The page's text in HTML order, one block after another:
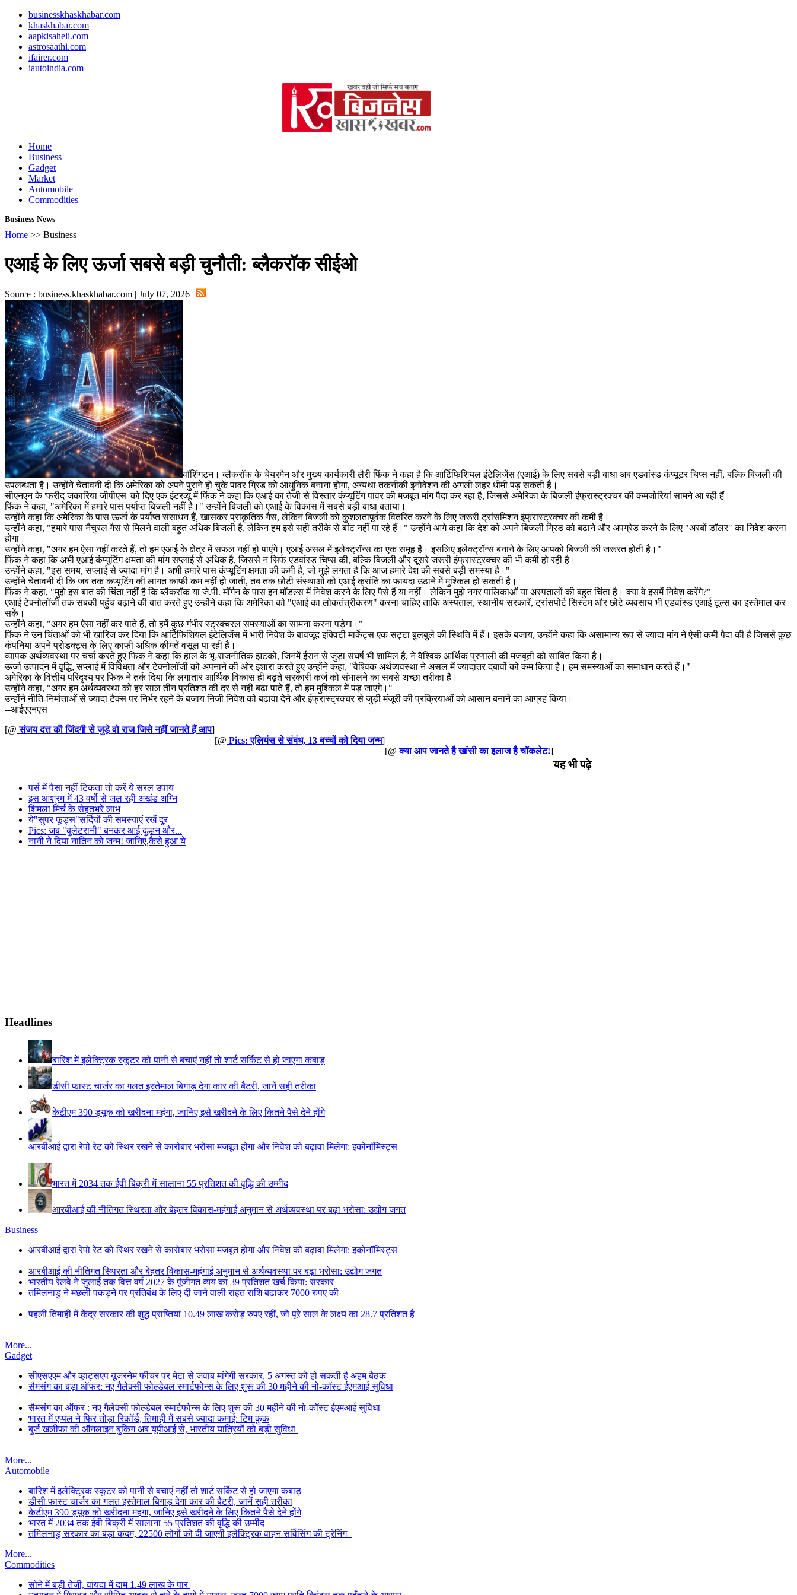
businesskhaskhabar.com
khaskhabar.com
aapkisaheli.com
astrosaathi.com
ifairer.com
iautoindia.com
Home
Business
Gadget
Market
Automobile
Commodities
Business News
Home >> Business
एआई के लिए ऊर्जा सबसे बड़ी चुनौती: ब्लैकरॉक सीईओ
Source : business.khaskhabar.com | July 07, 2026 |
वॉशिंगटन। ब्लैकरॉक के चेयरमैन और मुख्य कार्यकारी लैरी फिंक ने कहा है कि आर्टिफिशियल इंटेलिजेंस (एआई) के लिए सबसे बड़ी बाधा अब एडवांस्ड कंप्यूटर चिप्स नहीं, बल्कि बिजली की
उपलब्धता है। उन्होंने चेतावनी दी कि अमेरिका को अपने पुराने हो चुके पावर ग्रिड को आधुनिक बनाना होगा, अन्यथा तकनीकी इनोवेशन की अगली लहर धीमी पड़ सकती है।
सीएनएन के 'फरीद जकारिया जीपीएस' को दिए एक इंटरव्यू में फिंक ने कहा कि एआई का तेजी से विस्तार कंप्यूटिंग पावर की मजबूत मांग पैदा कर रहा है, जिससे अमेरिका के बिजली इंफ्रास्ट्रक्चर की कमजोरियां सामने आ रही हैं।
फिंक ने कहा, "अमेरिका में हमारे पास पर्याप्त बिजली नहीं है।" उन्होंने बिजली को एआई के विकास में सबसे बड़ी बाधा बताया।
उन्होंने कहा कि अमेरिका के पास ऊर्जा के पर्याप्त संसाधन हैं, खासकर प्राकृतिक गैस, लेकिन बिजली को कुशलतापूर्वक वितरित करने के लिए जरूरी ट्रांसमिशन इंफ्रास्ट्रक्चर की कमी है।
उन्होंने कहा, "हमारे पास नैचुरल गैस से मिलने वाली बहुत अधिक बिजली है, लेकिन हम इसे सही तरीके से बांट नहीं पा रहे हैं।" उन्होंने आगे कहा कि देश को अपने बिजली ग्रिड को बढ़ाने और अपग्रेड करने के लिए "अरबों डॉलर" का निवेश करना
होगा।
उन्होंने कहा, "अगर हम ऐसा नहीं करते हैं, तो हम एआई के क्षेत्र में सफल नहीं हो पाएंगे। एआई असल में इलेक्ट्रॉन्स का एक समूह है। इसलिए इलेक्ट्रॉन्स बनाने के लिए आपको बिजली की जरूरत होती है।"
फिंक ने कहा कि अभी एआई कंप्यूटिंग क्षमता की मांग सप्लाई से अधिक है, जिससे न सिर्फ एडवांस्ड चिप्स की, बल्कि बिजली और दूसरे जरूरी इंफ्रास्ट्रक्चर की भी कमी हो रही है।
उन्होंने कहा, "इस समय, सप्लाई से ज्यादा मांग है। अभी हमारे पास कंप्यूटिंग क्षमता की कमी है, जो मुझे लगता है कि आज हमारे देश की सबसे बड़ी समस्या है।"
उन्होंने चेतावनी दी कि जब तक कंप्यूटिंग की लागत काफी कम नहीं हो जाती, तब तक छोटी संस्थाओं को एआई क्रांति का फायदा उठाने में मुश्किल हो सकती है।
फिंक ने कहा, "मुझे इस बात की चिंता नहीं है कि ब्लैकरॉक या जे.पी. मॉर्गन के पास इन मॉडल्स में निवेश करने के लिए पैसे हैं या नहीं। लेकिन मुझे नगर पालिकाओं या अस्पतालों की बहुत चिंता है। क्या वे इसमें निवेश करेंगे?"
एआई टेक्नोलॉजी तक सबकी पहुंच बढ़ाने की बात करते हुए उन्होंने कहा कि अमेरिका को "एआई का लोकतंत्रीकरण" करना चाहिए ताकि अस्पताल, स्थानीय सरकारें, ट्रांसपोर्ट सिस्टम और छोटे व्यवसाय भी एडवांस्ड एआई टूल्स का इस्तेमाल कर
सकें।
उन्होंने कहा, "अगर हम ऐसा नहीं कर पाते हैं, तो हमें कुछ गंभीर स्ट्रक्चरल समस्याओं का सामना करना पड़ेगा।"
फिंक ने उन चिंताओं को भी खारिज कर दिया कि आर्टिफिशियल इंटेलिजेंस में भारी निवेश के बावजूद इक्विटी मार्केट्स एक सट्टा बुलबुले की स्थिति में हैं। इसके बजाय, उन्होंने कहा कि असामान्य रूप से ज्यादा मांग ने ऐसी कमी पैदा की है जिससे कुछ
कंपनियां अपने प्रोडक्ट्स के लिए काफी अधिक कीमतें वसूल पा रही हैं।
व्यापक अर्थव्यवस्था पर चर्चा करते हुए फिंक ने कहा कि हाल के भू-राजनीतिक झटकों, जिनमें ईरान से जुड़ा संघर्ष भी शामिल है, ने वैश्विक आर्थिक प्रणाली की मजबूती को साबित किया है।
ऊर्जा उत्पादन में वृद्धि, सप्लाई में विविधता और टेक्नोलॉजी को अपनाने की ओर इशारा करते हुए उन्होंने कहा, "वैश्विक अर्थव्यवस्था ने असल में ज्यादातर दबावों को कम किया है। हम समस्याओं का समाधान करते हैं।"
अमेरिका के वित्तीय परिदृश्य पर फिंक ने तर्क दिया कि लगातार आर्थिक विकास ही बढ़ते सरकारी कर्ज को संभालने का सबसे अच्छा तरीका है।
उन्होंने कहा, "अगर हम अर्थव्यवस्था को हर साल तीन प्रतिशत की दर से नहीं बढ़ा पाते हैं, तो हम मुश्किल में पड़ जाएंगे।"
उन्होंने नीति-निर्माताओं से ज्यादा टैक्स पर निर्भर रहने के बजाय निजी निवेश को बढ़ावा देने और इंफ्रास्ट्रक्चर से जुड़ी मंजूरी की प्रक्रियाओं को आसान बनाने का आग्रह किया।
--आईएएनएस
[@ संजय दत्त की जिंदगी से जुड़े वो राज जिसे नहीं जानते हैं आप]
[@ Pics: एलियंस से संबंध, 13 बच्चों को दिया जन्म]
[@ क्या आप जानते है खांसी का इलाज है चॉकलेट!]
यह भी पढ़े
पर्स में पैसा नहीं टिकता तो करें ये सरल उपाय
इस आश्रम में 43 वर्षो से जल रही अखंड अग्नि
शिमला मिर्च के सेहतभरे लाभ
ये"सुपर फूड्स"सर्दियों की समस्याएं रखें दूर
Pics: जब "बुलेटरानी" बनकर आई दुल्हन और...
नानी ने दिया नातिन को जन्म! जानिए,कैसे हुआ ये
Headlines
बारिश में इलेक्ट्रिक स्कूटर को पानी से बचाएं नहीं तो शार्ट सर्किट से हो जाएगा कबाड़
डीसी फास्ट चार्जर का गलत इस्तेमाल बिगाड़ देगा कार की बैटरी, जानें सही तरीका
केटीएम 390 ड्यूक को खरीदना महंगा, जानिए इसे खरीदने के लिए कितने पैसे देने होंगे
आरबीआई द्वारा रेपो रेट को स्थिर रखने से कारोबार भरोसा मजबूत होगा और निवेश को बढ़ावा मिलेगा: इकोनॉमिस्ट्स
भारत में 2034 तक ईवी बिक्री में सालाना 55 प्रतिशत की वृद्धि की उम्मीद
आरबीआई की नीतिगत स्थिरता और बेहतर विकास-महंगाई अनुमान से अर्थव्यवस्था पर बढ़ा भरोसा: उद्योग जगत
Business
आरबीआई द्वारा रेपो रेट को स्थिर रखने से कारोबार भरोसा मजबूत होगा और निवेश को बढ़ावा मिलेगा: इकोनॉमिस्ट्स
आरबीआई की नीतिगत स्थिरता और बेहतर विकास-महंगाई अनुमान से अर्थव्यवस्था पर बढ़ा भरोसा: उद्योग जगत
भारतीय रेलवे ने जुलाई तक वित्त वर्ष 2027 के पूंजीगत व्यय का 39 प्रतिशत खर्च किया: सरकार
तमिलनाडु ने मछली पकड़ने पर प्रतिबंध के लिए दी जाने वाली राहत राशि बढ़ाकर 7000 रुपए की
पहली तिमाही में केंद्र सरकार की शुद्ध प्राप्तियां 10.49 लाख करोड़ रुपए रहीं, जो पूरे साल के लक्ष्य का 28.7 प्रतिशत है
More...
Gadget
सीएसएएम और व्हाट्सएप यूजरनेम फीचर पर मेटा से जवाब मांगेगी सरकार, 5 अगस्त को हो सकती है अहम बैठक
सैमसंग का बड़ा ऑफर: नए गैलेक्सी फोल्डेबल स्मार्टफोन्स के लिए शुरू की 30 महीने की नो-कॉस्ट ईएमआई सुविधा
सैमसंग का ऑफर : नए गैलेक्सी फोल्डेबल स्मार्टफोन्स के लिए शुरू की 30 महीने की नो-कॉस्ट ईएमआई सुविधा
भारत में एप्पल ने फिर तोड़ा रिकॉर्ड, तिमाही में सबसे ज्यादा कमाई: टिम कुक
बुर्ज खलीफा की ऑनलाइन बुकिंग अब यूपीआई से, भारतीय यात्रियों को बड़ी सुविधा
More...
Automobile
बारिश में इलेक्ट्रिक स्कूटर को पानी से बचाएं नहीं तो शार्ट सर्किट से हो जाएगा कबाड़
डीसी फास्ट चार्जर का गलत इस्तेमाल बिगाड़ देगा कार की बैटरी, जानें सही तरीका
केटीएम 390 ड्यूक को खरीदना महंगा, जानिए इसे खरीदने के लिए कितने पैसे देने होंगे
भारत में 2034 तक ईवी बिक्री में सालाना 55 प्रतिशत की वृद्धि की उम्मीद
तमिलनाडु सरकार का बड़ा कदम, 22500 लोगों को दी जाएगी इलेक्ट्रिक वाहन सर्विसिंग की ट्रेनिंग
More...
Commodities
सोने में बड़ी तेजी, वायदा में दाम 1.49 लाख के पार